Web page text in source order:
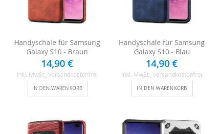
Handyschale für Samsung
Galaxy S10 - Braun
14,90 €
Inkl. MwSt. , versandkostenfrei
IN DEN WARENKORB
Handyschale für Samsung
Galaxy S10 - Blau
14,90 €
Inkl. MwSt. , versandkostenfrei
IN DEN WARENKORB